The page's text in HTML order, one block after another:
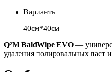
Варианты
40см*40см
Q²M BaldWipe EVO —
удаления полировальных паст